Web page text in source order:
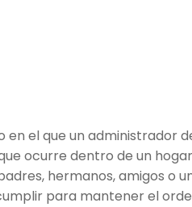
el que un administrador
ocurre dentro de un
hermanos, amigos o
para mantener el